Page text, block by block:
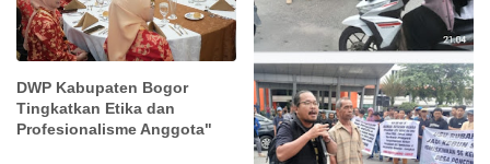
DWP Kabupaten Bogor
Tingkatkan Etika dan
Profesionalisme Anggota"